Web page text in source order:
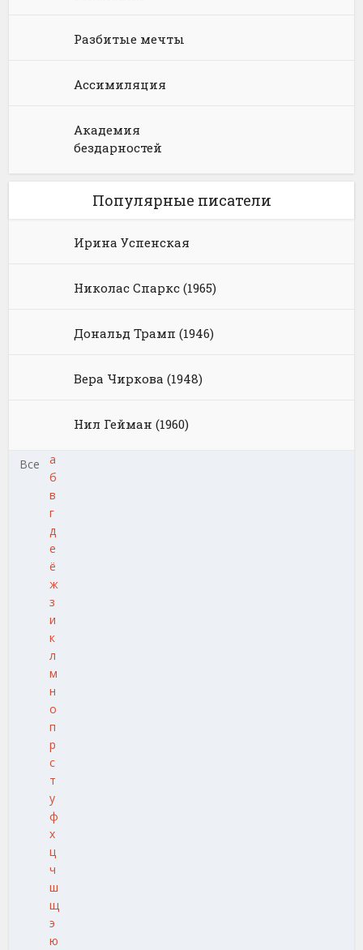
Разбитые мечты
Ассимиляция
Академия
бездарностей
Популярные писатели
Ирина Успенская
Николас Спаркс (1965)
Дональд Трамп (1946)
Вера Чиркова (1948)
Нил Гейман (1960)
Все
а
б
в
г
д
е
ё
ж
з
и
к
л
м
н
о
п
р
с
т
у
ф
х
ц
ч
ш
щ
э
ю